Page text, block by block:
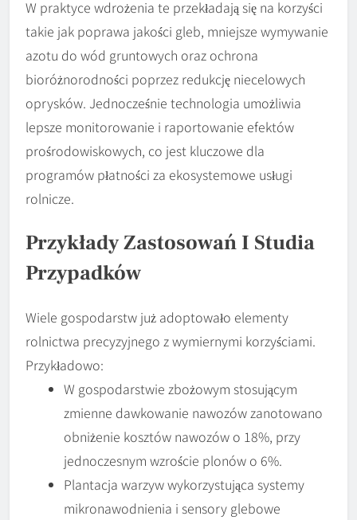
W praktyce wdrożenia te przekładają się na korzyści
takie jak poprawa jakości gleb, mniejsze wymywanie
azotu do wód gruntowych oraz ochrona
bioróżnorodności poprzez redukcję niecelowych
oprysków. Jednocześnie technologia umożliwia
lepsze monitorowanie i raportowanie efektów
prośrodowiskowych, co jest kluczowe dla
programów płatności za ekosystemowe usługi
rolnicze.
Przykłady Zastosowań I Studia
Przypadków
Wiele gospodarstw już adoptowało elementy
rolnictwa precyzyjnego z wymiernymi korzyściami.
Przykładowo:
W gospodarstwie zbożowym stosującym
zmienne dawkowanie nawozów zanotowano
obniżenie kosztów nawozów o 18%, przy
jednoczesnym wzroście plonów o 6%.
Plantacja warzyw wykorzystująca systemy
mikronawodnienia i sensory glebowe